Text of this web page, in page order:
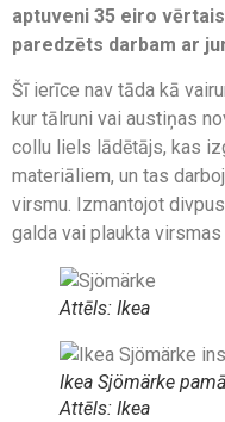
aptuveni 35 eiro
paredzēts darbam ar
Šī ierīce nav tāda kā
kur tālruni vai austiņas
collu liels lādētājs, kas
materiāliem, un tas
virsmu. Izmantojot
galda vai plaukta virsmas
Attēls: Ikea
Ikea Sjömärke
Attēls: Ikea